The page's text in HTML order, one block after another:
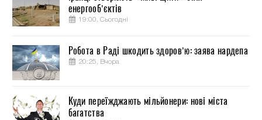
енергооб’єктів
19:00, Сьогодні
Робота в Раді шкодить здоров’ю: заява нардепа
20:25, Вчора
Куди переїжджають мільйонери: нові міста
багатства